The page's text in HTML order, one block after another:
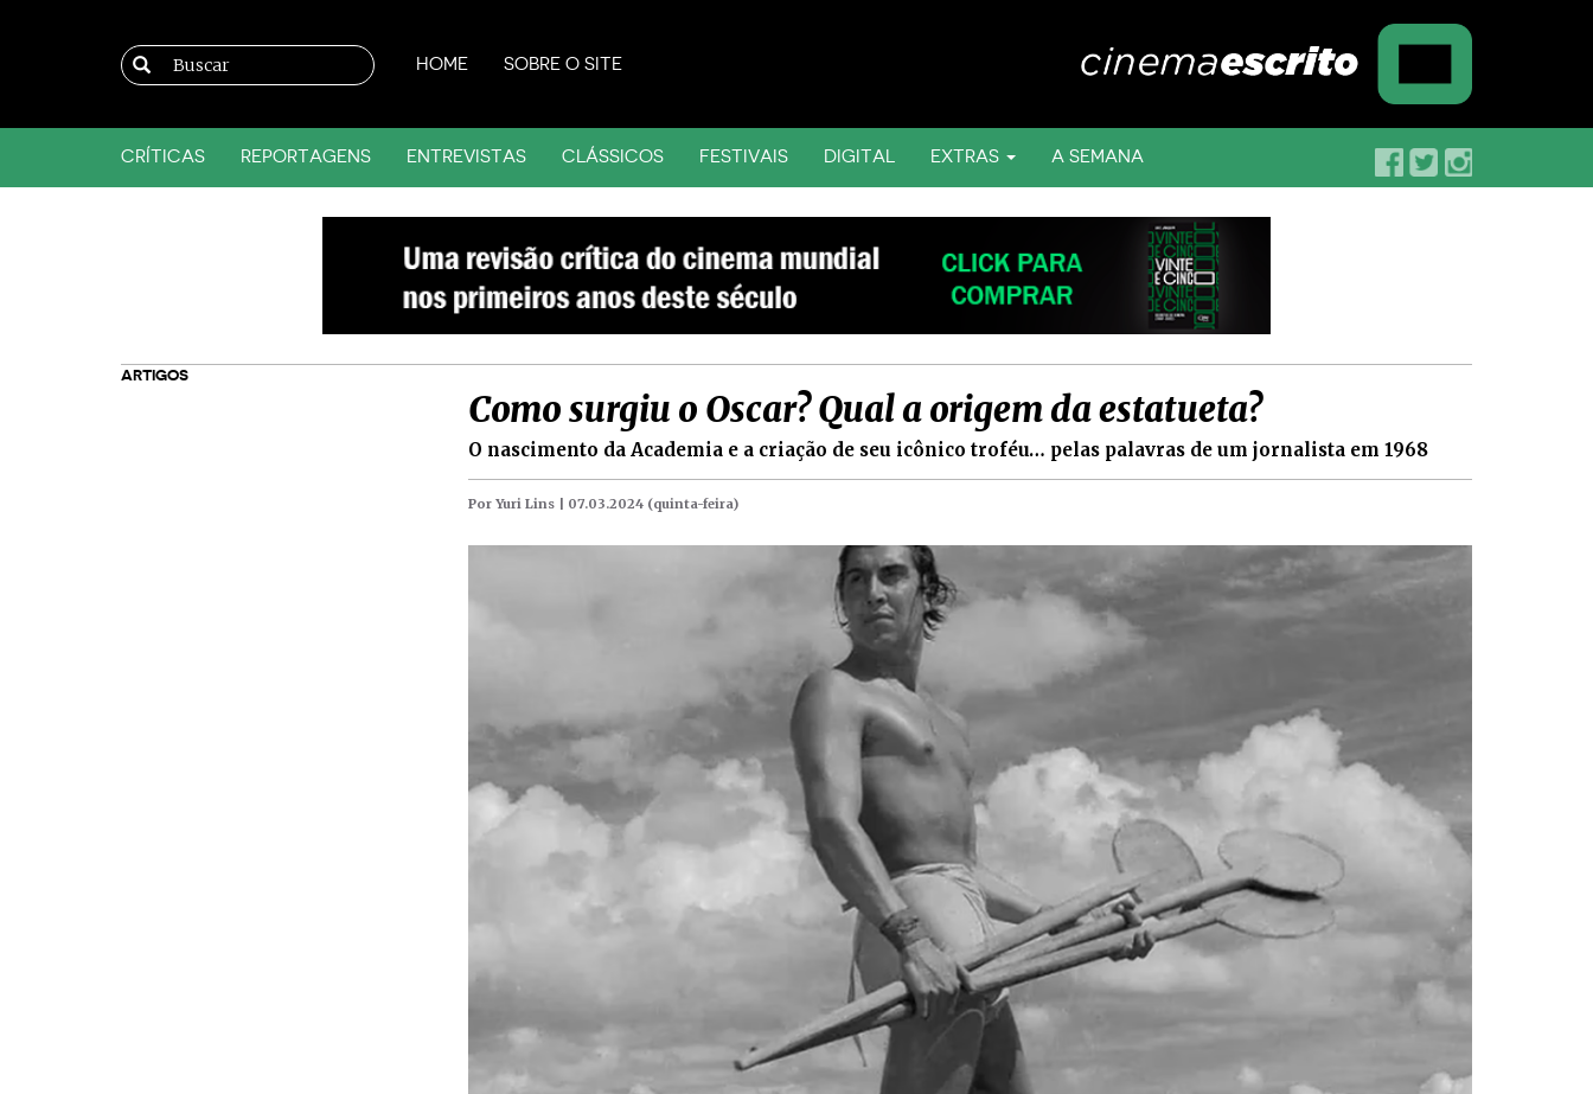
HOME SOBRE O SITE
CRÍTICAS REPORTAGENS ENTREVISTAS CLÁSSICOS FESTIVAIS DIGITAL EXTRAS A SEMANA
ARTIGOS
Como surgiu o Oscar? Qual a origem da estatueta?
O nascimento da Academia e a criação de seu icônico troféu… pelas palavras de um jornalista em 1968
Por Yuri Lins | 07.03.2024 (quinta-feira)